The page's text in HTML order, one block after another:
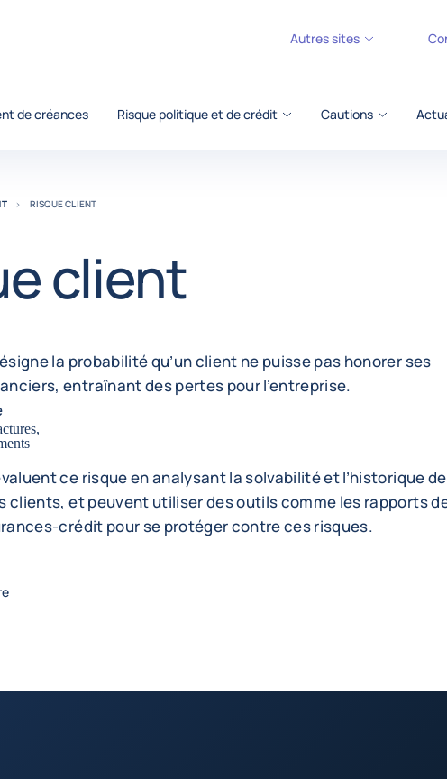
de créances Risque politique et de crédit Cautions
Autres sites
RISQUE CLIENT
client
la probabilité qu’un client ne puisse pas honorer ses
entraînant des pertes pour l’entreprise.
ce risque en analysant la solvabilité et l’historique de
clients, et peuvent utiliser des outils comme les rapports
crédit pour se protéger contre ces risques.